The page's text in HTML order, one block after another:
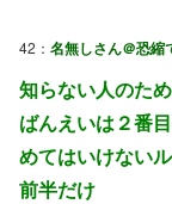
42： 名無しさん＠恐縮
知らない人のた
ばんえいは２番
めてはいけない
前半だけ